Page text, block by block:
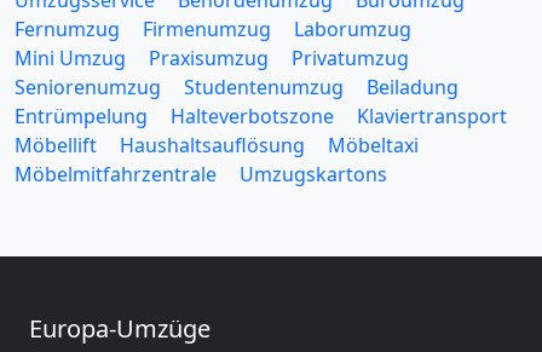
Fernumzug
Firmenumzug
Laborumzug
Mini Umzug
Praxisumzug
Privatumzug
Seniorenumzug
Studentenumzug
Beiladung
Entrümpelung
Halteverbotszone
Klaviertransport
Möbellift
Haushaltsauflösung
Möbeltaxi
Möbelmitfahrzentrale
Umzugskartons
Europa-Umzüge